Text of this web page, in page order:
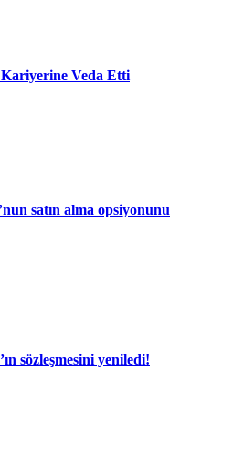
Kariyerine Veda Etti
satın alma opsiyonunu
sözleşmesini yeniledi!